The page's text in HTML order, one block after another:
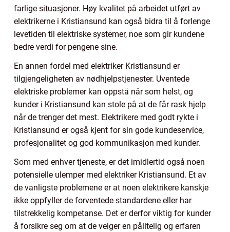
farlige situasjoner. Høy kvalitet på arbeidet utført av
elektrikerne i Kristiansund kan også bidra til å forlenge
levetiden til elektriske systemer, noe som gir kundene
bedre verdi for pengene sine.
En annen fordel med elektriker Kristiansund er
tilgjengeligheten av nødhjelpstjenester. Uventede
elektriske problemer kan oppstå når som helst, og
kunder i Kristiansund kan stole på at de får rask hjelp
når de trenger det mest. Elektrikere med godt rykte i
Kristiansund er også kjent for sin gode kundeservice,
profesjonalitet og god kommunikasjon med kunder.
Som med enhver tjeneste, er det imidlertid også noen
potensielle ulemper med elektriker Kristiansund. Et av
de vanligste problemene er at noen elektrikere kanskje
ikke oppfyller de forventede standardene eller har
tilstrekkelig kompetanse. Det er derfor viktig for kunder
å forsikre seg om at de velger en pålitelig og erfaren